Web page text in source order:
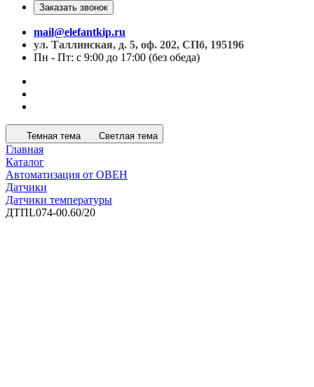
Заказать звонок
mail@elefantkip.ru
ул. Таллинская, д. 5, оф. 202, СПб, 195196
Пн - Пт: с 9:00 до 17:00 (без обеда)
Темная тема Светлая тема
Главная
Каталог
Автоматизация от ОВЕН
Датчики
Датчики температуры
ДТПL074-00.60/20